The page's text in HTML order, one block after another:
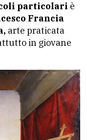
particolari è
Francia
arte praticata
in giovane